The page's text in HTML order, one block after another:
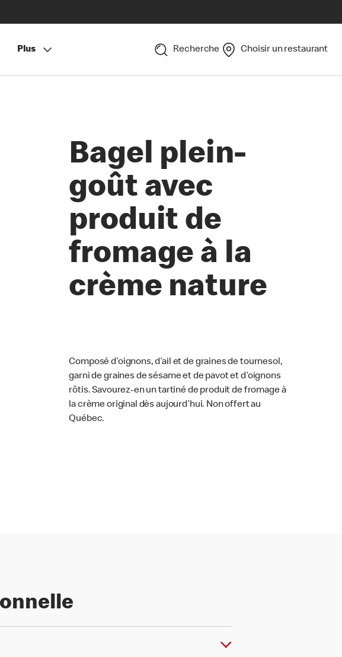
Plus Recherche Choisir un restaurant
Bagel plein-
goût avec
produit de
fromage à la
crème nature
Composé d’oignons, d’ail et de graines de tournesol,
garni de graines de sésame et de pavot et d’oignons
rôtis. Savourez-en un tartiné de produit de fromage à
la crème original dès aujourd’hui. Non offert au
Québec.